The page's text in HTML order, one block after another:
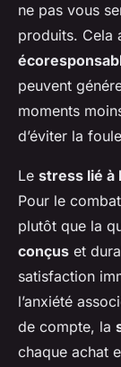
ne pas vous
produits. Cela
peuvent
moments
d’éviter la
Le stress lié à
Pour le
plutôt que la
conçus et
satisfaction
l’anxiété
de compte, la
chaque achat